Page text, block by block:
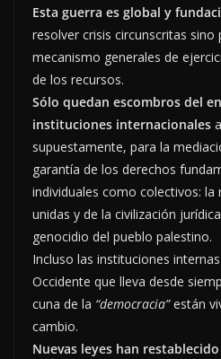
Esta guerra es global y
resolver crisis circunscritas sino
mecanismo generales de
de los recursos.
Sólo quedan escombros del
instituciones internacionales
supuestamente, para la
garantía de los derechos
individuales como colectivos: la
unidas y de la civilización
genocidio del pueblo palestino.
Incluso las instituciones
Occidente que lleva desde
cuna de la “democracia”están
cambio.
Nuevas leyes han